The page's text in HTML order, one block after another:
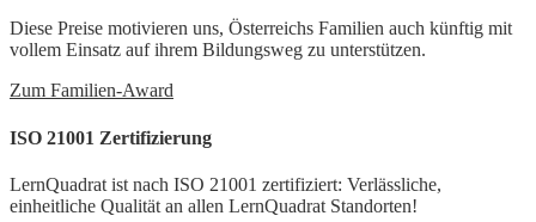
Diese Preise motivieren uns, Österreichs Familien auch künftig mit
vollem Einsatz auf ihrem Bildungsweg zu unterstützen.
Zum Familien-Award
ISO 21001 Zertifizierung
LernQuadrat ist nach ISO 21001 zertifiziert: Verlässliche,
einheitliche Qualität an allen LernQuadrat Standorten!